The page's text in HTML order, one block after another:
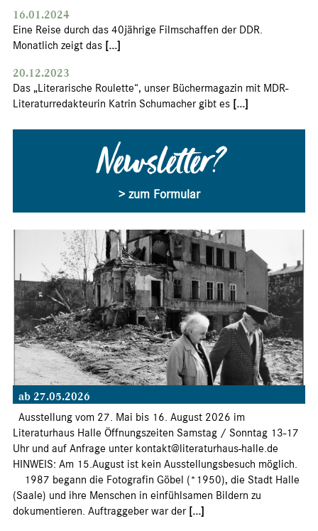
16.01.2024
Eine Reise durch das 40jährige Filmschaffen der DDR.
Monatlich zeigt das [...]
20.12.2023
Das „Literarische Roulette“, unser Büchermagazin mit MDR-
Literaturredakteurin Katrin Schumacher gibt es [...]
Newsletter?
> zum Formular
ab 27.05.2026
Ausstellung vom 27. Mai bis 16. August 2026 im
Literaturhaus Halle Öffnungszeiten Samstag / Sonntag 13-17
Uhr und auf Anfrage unter kontakt@literaturhaus-halle.de
HINWEIS: Am 15.August ist kein Ausstellungsbesuch möglich.
1987 begann die Fotografin Göbel (*1950), die Stadt Halle
(Saale) und ihre Menschen in einfühlsamen Bildern zu
dokumentieren. Auftraggeber war der [...]